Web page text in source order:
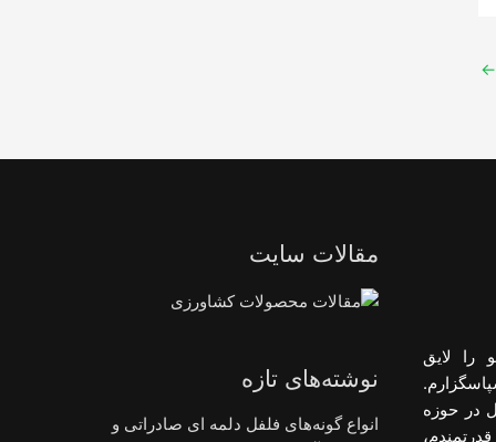
←
را لایق
در حوزه
مقالات سایت
نوشته‌های تازه
انواع گونه‌های فلفل دلمه ای صادراتی و